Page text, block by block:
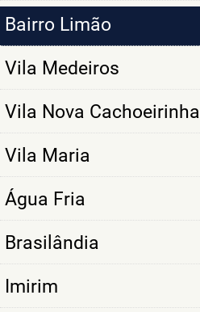
Bairro Limão
Vila Medeiros
Vila Nova Cachoeirinha
Vila Maria
Água Fria
Brasilândia
Imirim